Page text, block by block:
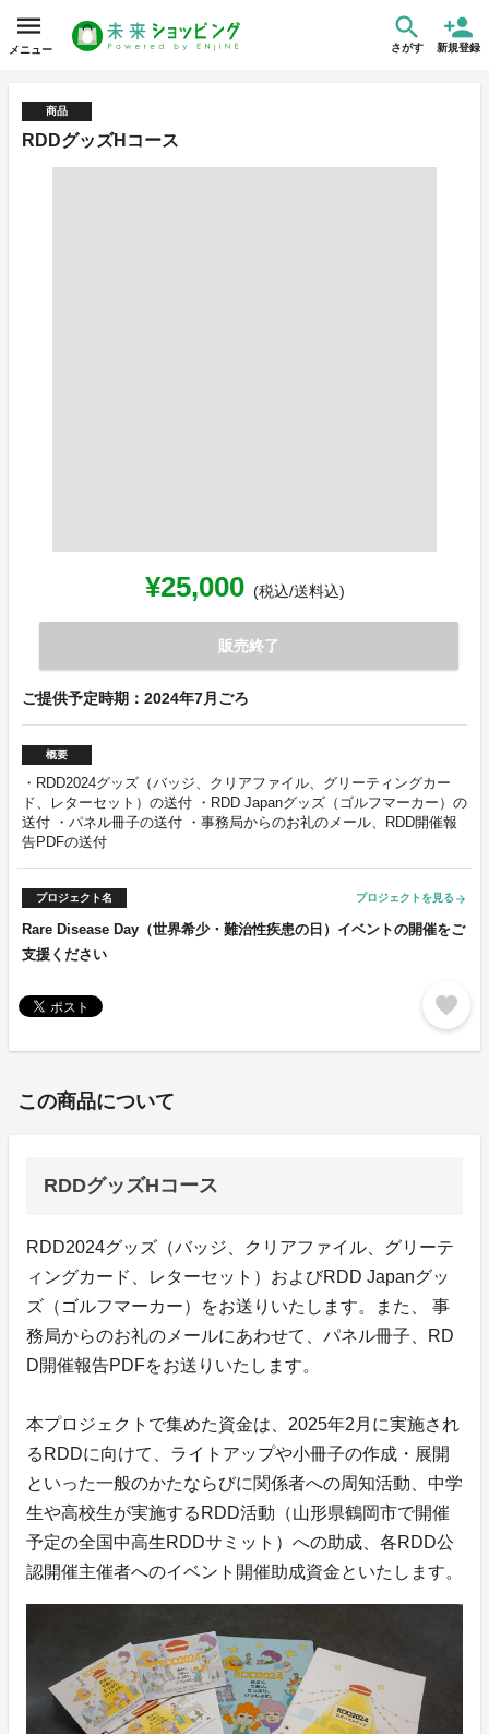
メニュー さがす 新規登録
商品
RDDグッズHコース
¥25,000 (税込/送料込)
販売終了
ご提供予定時期：2024年7月ごろ
概要
・RDD2024グッズ（バッジ、クリアファイル、グリーティングカー
ド、レターセット）の送付 ・RDD Japanグッズ（ゴルフマーカー）の
送付 ・パネル冊子の送付 ・事務局からのお礼のメール、RDD開催報
告PDFの送付
プロジェクト名 プロジェクトを見る arrow_forward
Rare Disease Day（世界希少・難治性疾患の日）イベントの開催をご
支援ください
favorite
この商品について
RDDグッズHコース
RDD2024グッズ（バッジ、クリアファイル、グリーテ
ィングカード、レターセット）およびRDD Japanグッ
ズ（ゴルフマーカー）をお送りいたします。また、 事
務局からのお礼のメールにあわせて、パネル冊子、RD
D開催報告PDFをお送りいたします。
本プロジェクトで集めた資金は、2025年2月に実施され
るRDDに向けて、ライトアップや小冊子の作成・展開
といった一般のかたならびに関係者への周知活動、中学
生や高校生が実施するRDD活動（山形県鶴岡市で開催
予定の全国中高生RDDサミット）への助成、各RDD公
認開催主催者へのイベント開催助成資金といたします。